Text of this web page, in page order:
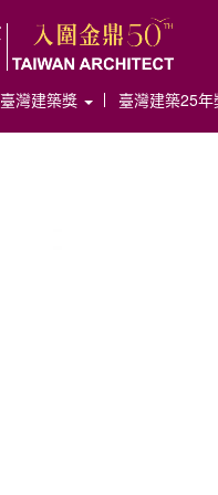
臺灣建築獎 臺灣建築25